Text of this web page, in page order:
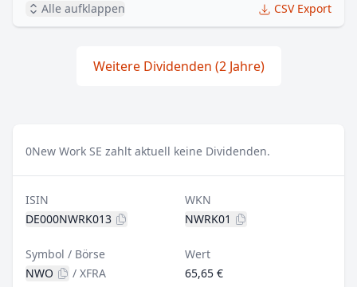
Alle aufklappen CSV Export
Weitere Dividenden (2 Jahre)
0New Work SE zahlt aktuell keine Dividenden.
ISIN
DE000NWRK013
WKN
NWRK01
Symbol / Börse
NWO
/ XFRA
Wert
65,65 €